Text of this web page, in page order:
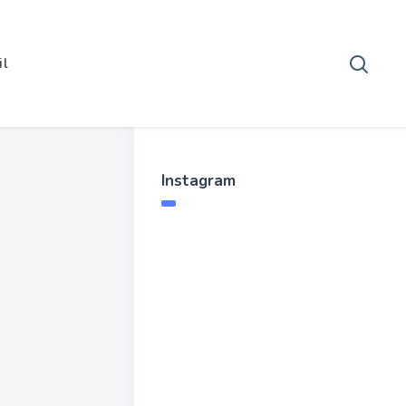
Instagram